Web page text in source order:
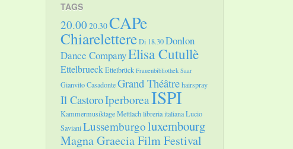
TAGS
20.00 20.30CAPe
ChiarelettereDi 18.30Donlon
Dance CompanyElisa Cutullè
EttelbrueckEttelbrück Frauenbibliothek Saar
Gianvito CasadonteGrand Théâtrehairspray
Il CastoroIperboreaISPI
Kammermusiktage Mettlachlibreria italianaLucio
SavianiLussemburgoluxembourg
Magna Graecia Film Festival